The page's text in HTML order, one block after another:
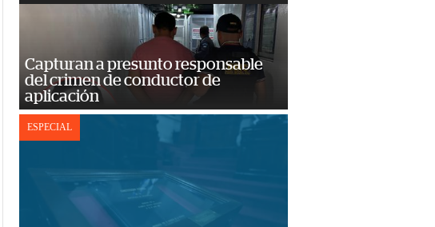
Capturan a presunto responsable
del crimen de conductor de
aplicación
ESPECIAL